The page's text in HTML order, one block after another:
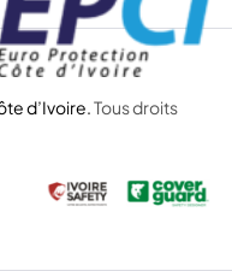
d’Ivoire.Tous droits